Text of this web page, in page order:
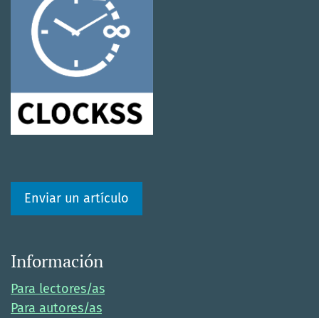
Enviar un artículo
Información
Para lectores/as
Para autores/as